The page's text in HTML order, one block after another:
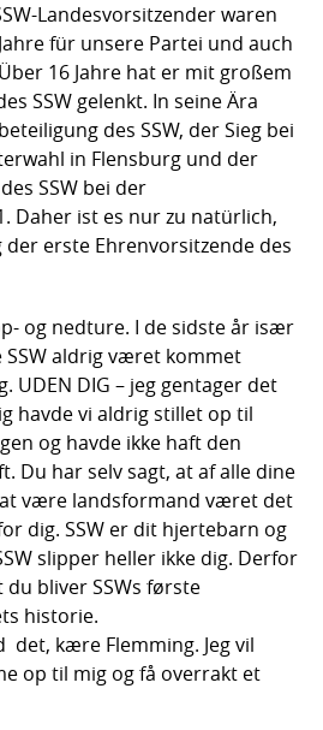
Landesvorsitzender waren
für unsere Partei und auch
16 Jahre hat er mit großem
SSW gelenkt. In seine Ära
des SSW, der Sieg bei
in Flensburg und der
SSW bei der
Daher ist es nur zu natürlich,
der erste Ehrenvorsitzende des
og nedture. I de sidste år især
aldrig været kommet
UDEN DIG – jeg gentager det
havde vi aldrig stillet op til
og havde ikke haft den
Du har selv sagt, at af alle dine
at være landsformand været det
dig. SSW er dit hjertebarn og
slipper heller ikke dig. Derfor
bliver SSWs første
historie.
det, kære Flemming. Jeg vil
op til mig og få overrakt et